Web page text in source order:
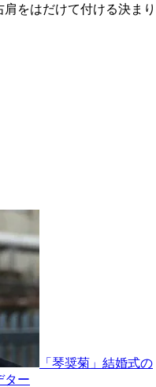
をはだけて付ける決まり
「琴奨菊」結婚式の
ター